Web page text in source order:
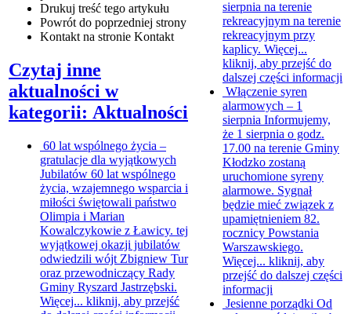
Drukuj treść tego artykułu
Powrót do poprzedniej strony
Kontakt na stronie Kontakt
Czytaj inne
aktualności w
kategorii: Aktualności
60 lat wspólnego życia –
gratulacje dla wyjątkowych
Jubilatów 60 lat wspólnego
życia, wzajemnego wsparcia i
miłości świętowali państwo
Olimpia i Marian
Kowalczykowie z Ławicy. tej
wyjątkowej okazji jubilatów
odwiedzili wójt Zbigniew Tur
oraz przewodniczący Rady
Gminy Ryszard Jastrzębski.
Więcej... kliknij, aby przejść
sierpnia na terenie
rekreacyjnym na terenie
rekreacyjnym przy
kaplicy. Więcej...
kliknij, aby przejść do
dalszej części informacji
Włączenie syren
alarmowych – 1
sierpnia Informujemy,
że 1 sierpnia o godz.
17.00 na terenie Gminy
Kłodzko zostaną
uruchomione syreny
alarmowe. Sygnał
będzie mieć związek z
upamiętnieniem 82.
rocznicy Powstania
Warszawskiego.
Więcej... kliknij, aby
przejść do dalszej części
informacji
Jesienne porządki Od